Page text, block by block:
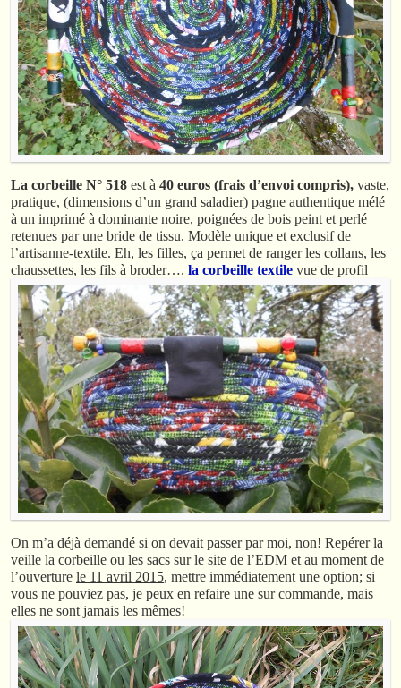
La corbeille N° 518 est à 40 euros (frais d’envoi compris), vaste,
pratique, (dimensions d’un grand saladier) pagne authentique mélé
à un imprimé à dominante noire, poignées de bois peint et perlé
retenues par une bride de tissu. Modèle unique et exclusif de
l’artisanne-textile. Eh, les filles, ça permet de ranger les collans, les
chaussettes, les fils à broder…. la corbeille textile vue de profil
On m’a déjà demandé si on devait passer par moi, non! Repérer la
veille la corbeille ou les sacs sur le site de l’EDM et au moment de
l’ouverture le 11 avril 2015, mettre immédiatement une option; si
vous ne pouviez pas, je peux en refaire une sur commande, mais
elles ne sont jamais les mêmes!